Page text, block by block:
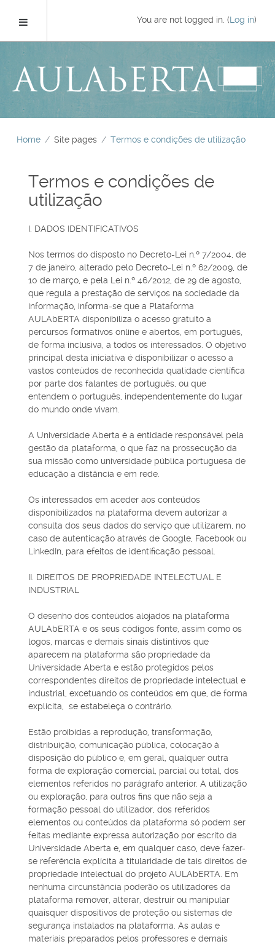
content
You are not logged in. (Log in)
Home Site pages Termos e condições de utilização
Termos e condições de
utilização
I. DADOS IDENTIFICATIVOS
Nos termos do disposto no Decreto-Lei n.º 7/2004, de
7 de janeiro, alterado pelo Decreto-Lei n.º 62/2009, de
10 de março, e pela Lei n.º 46/2012, de 29 de agosto,
que regula a prestação de serviços na sociedade da
informação, informa-se que a Plataforma
AULAbERTA disponibiliza o acesso gratuito a
percursos formativos online e abertos, em português,
de forma inclusiva, a todos os interessados. O objetivo
principal desta iniciativa é disponibilizar o acesso a
vastos conteúdos de reconhecida qualidade científica
por parte dos falantes de português, ou que
entendem o português, independentemente do lugar
do mundo onde vivam.
A Universidade Aberta é a entidade responsável pela
gestão da plataforma, o que faz na prossecução da
sua missão como universidade pública portuguesa de
educação a distância e em rede.
Os interessados em aceder aos conteúdos
disponibilizados na plataforma devem autorizar a
consulta dos seus dados do serviço que utilizarem, no
caso de autenticação através de Google, Facebook ou
LinkedIn, para efeitos de identificação pessoal.
II. DIREITOS DE PROPRIEDADE INTELECTUAL E
INDUSTRIAL
O desenho dos conteúdos alojados na plataforma
AULAbERTA e os seus códigos fonte, assim como os
logos, marcas e demais sinais distintivos que
aparecem na plataforma são propriedade da
Universidade Aberta e estão protegidos pelos
correspondentes direitos de propriedade intelectual e
industrial, excetuando os conteúdos em que, de forma
explícita, se estabeleça o contrário.
Estão proibidas a reprodução, transformação,
distribuição, comunicação pública, colocação à
disposição do público e, em geral, qualquer outra
forma de exploração comercial, parcial ou total, dos
elementos referidos no parágrafo anterior. A utilização
ou exploração, para outros fins que não seja a
formação pessoal do utilizador, dos referidos
elementos ou conteúdos da plataforma só podem ser
feitas mediante expressa autorização por escrito da
Universidade Aberta e, em qualquer caso, deve fazer-
se referência explícita à titularidade de tais direitos de
propriedade intelectual do projeto AULAbERTA. Em
nenhuma circunstância poderão os utilizadores da
plataforma remover, alterar, destruir ou manipular
quaisquer dispositivos de proteção ou sistemas de
segurança instalados na plataforma. As aulas e
materiais preparados pelos professores e demais